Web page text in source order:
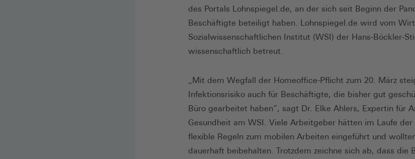
des Portals Lohnspiegel.de, an der sich seit Beginn der
Beschäftigte beteiligt haben. Lohnspiegel.de wird vom
Sozialwissenschaftlichen Institut (WSI) der Hans-Böckler-
wissenschaftlich betreut.
„Mit dem Wegfall der Homeoffice-Pflicht zum 20. März
Infektionsrisiko auch für Beschäftigte, die bisher gut
Büro gearbeitet haben“, sagt Dr. Elke Ahlers, Expertin für
Gesundheit am WSI. Viele Arbeitgeber hätten im Laufe der
flexible Regeln zum mobilen Arbeiten eingeführt und
dauerhaft beibehalten. Trotzdem zeichne sich ab, dass die